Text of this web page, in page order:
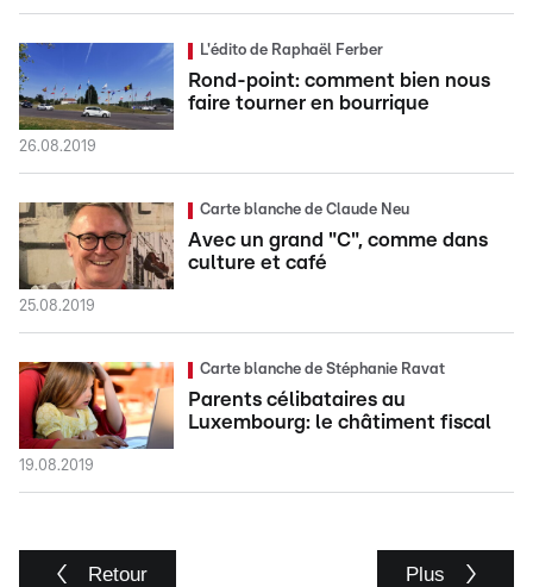
L'édito de Raphaël Ferber
Rond-point: comment bien nous
faire tourner en bourrique
26.08.2019
Carte blanche de Claude Neu
Avec un grand "C", comme dans
culture et café
25.08.2019
Carte blanche de Stéphanie Ravat
Parents célibataires au
Luxembourg: le châtiment fiscal
19.08.2019
Retour Plus